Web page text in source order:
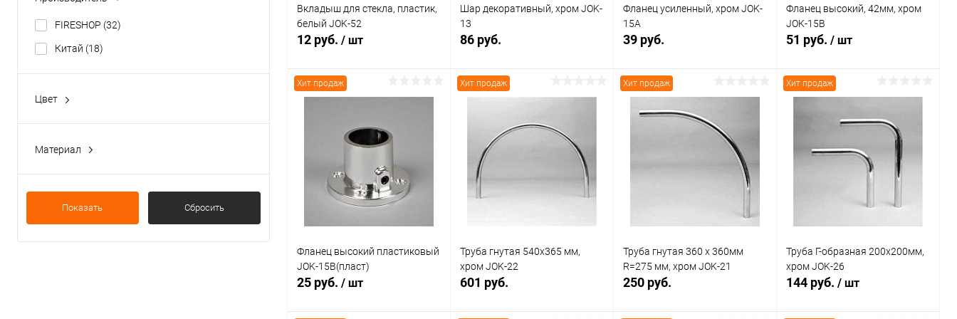
FIRESHOP (32)
Китай (18)
Цвет
Материал
Показать Сбросить
Вкладыш для стекла, пластик,
белый JOK-52
12 руб. / шт
В корзину
Купить в 1
Сравнение
В избранное В наличии
Шар декоративный, хром JOK-
13
86 руб.
В корзину
Купить в 1
Сравнение
В избранное В наличии
Фланец усиленный, хром JOK-
15A
39 руб.
В корзину
Сравнение
В наличии
Фланец высокий, 42мм, хром
JOK-15B
51 руб. / шт
В корзину
Сравнение
В наличии
Хит продаж
Фланец высокий пластиковый
JOK-15B(пласт)
25 руб. / шт
Хит продаж
Труба гнутая 540х365 мм,
хром JOK-22
601 руб.
Хит продаж
Труба гнутая 360 х 360мм
R=275 мм, хром JOK-21
250 руб.
Хит продаж
Труба Г-образная 200х200мм,
хром JOK-26
144 руб. / шт